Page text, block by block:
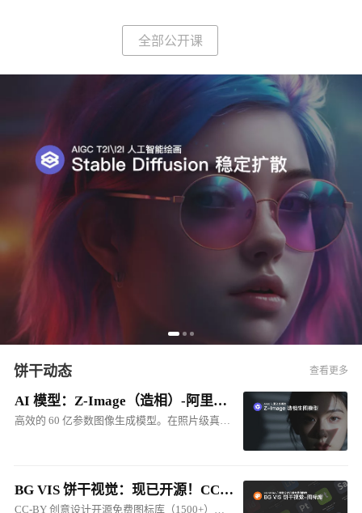
全部公开课
饼干动态 查看更多
AI 模型：Z-Image（造相）-阿里出品的多模态生图模型
高效的 60 亿参数图像生成模型。在照片级真实感图像生成和中英双语文本渲染方面效果突出，其品质可与 FLUX.2 等顶级商业模型媲美
BG VIS 饼干视觉：现已开源！CC-BY 创意设计开源免费图标库
CC-BY 创意设计开源免费图标库（1500+），包括：软件图标、硬件图标、人工智能图标、网站图标、产品图标、系统图标等...